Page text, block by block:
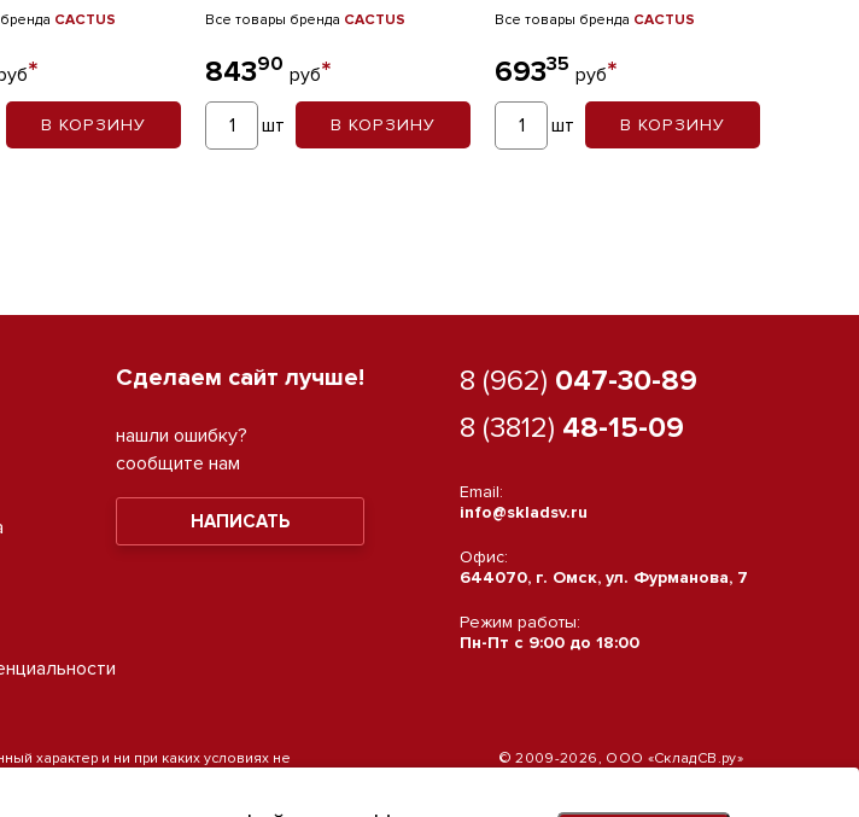
CACTUS
*
В КОРЗИНУ
Все товары бренда CACTUS
84390 руб*
шт В КОРЗИНУ
Все товары бренда CACTUS
69335 руб*
шт В КОРЗИНУ
Сделаем сайт лучше!
нашли ошибку?
сообщите нам
НАПИСАТЬ
8 (962) 047-30-89
8 (3812) 48-15-09
Email:
info@skladsv.ru
Офис:
644070, г. Омск, ул. Фурманова, 7
Режим работы:
Пн-Пт с 9:00 до 18:00
характер и ни при каких условиях не
© 2009-2026, ООО «СкладСВ.ру»